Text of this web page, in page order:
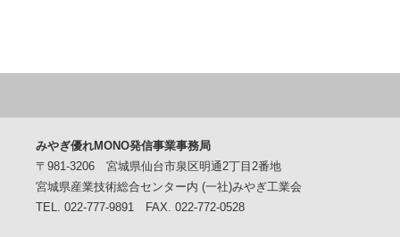
みやぎ優れMONO発信事業事務局
〒981-3206 宮城県仙台市泉区明通2丁目2番地
宮城県産業技術総合センター内 (一社)みやぎ工業会
TEL. 022-777-9891 FAX. 022-772-0528